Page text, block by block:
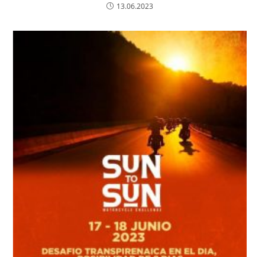
13.06.2023